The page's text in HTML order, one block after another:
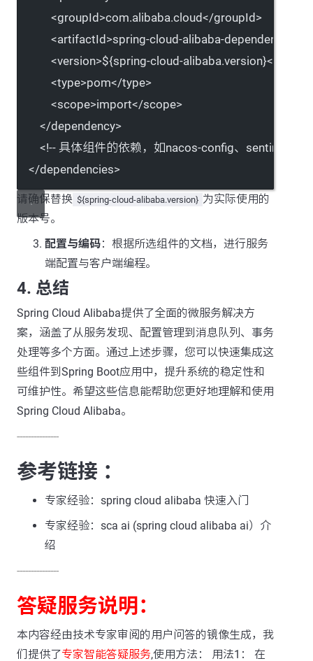
<groupId>com.alibaba.cloud</groupId>
<artifactId>spring-cloud-alibaba-dependencies</
<version>${spring-cloud-alibaba.version}</
<type>pom</type>
<scope>import</scope>
</dependency>
<!-- 具体组件的依赖，如nacos-config、sentinel-
</dependencies>
请确保替换 ${spring-cloud-alibaba.version} 为实际使用的
版本号。
配置与编码：根据所选组件的文档，进行服务
端配置与客户端编程。
4. 总结
Spring Cloud Alibaba提供了全面的微服务解决方
案，涵盖了从服务发现、配置管理到消息队列、事务
处理等多个方面。通过上述步骤，您可以快速集成这
些组件到Spring Boot应用中，提升系统的稳定性和
可维护性。希望这些信息能帮助您更好地理解和使用
Spring Cloud Alibaba。
---------------
参考链接 ：
专家经验：spring cloud alibaba 快速入门
专家经验：sca ai (spring cloud alibaba ai）介
绍
---------------
答疑服务说明：
本内容经由技术专家审阅的用户问答的镜像生成，我
们提供了专家智能答疑服务,使用方法： 用法1： 在